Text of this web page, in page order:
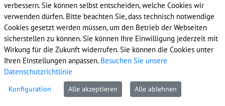
Friedrich-Ebert-Platz 2
44623 Herne
Telefon: 0 23 23 / 16 - 0
Telefax: 0 23 23 / 16 - 21 00
Internet:www.herne.de
verbessern. Sie können selbst entscheiden, welche Cookies wir
verwenden dürfen. Bitte beachten Sie, dass technisch notwendige
Cookies gesetzt werden müssen, um den Betrieb der Webseiten
sicherstellen zu können. Sie können Ihre Einwilligung jederzeit mit
Wirkung für die Zukunft widerrufen. Sie können die Cookies unter
Ihren Einstellungen anpassen. Besuchen Sie unsere
Datenschutzrichtlinie
Konfiguration Alle akzeptieren Alle ablehnen